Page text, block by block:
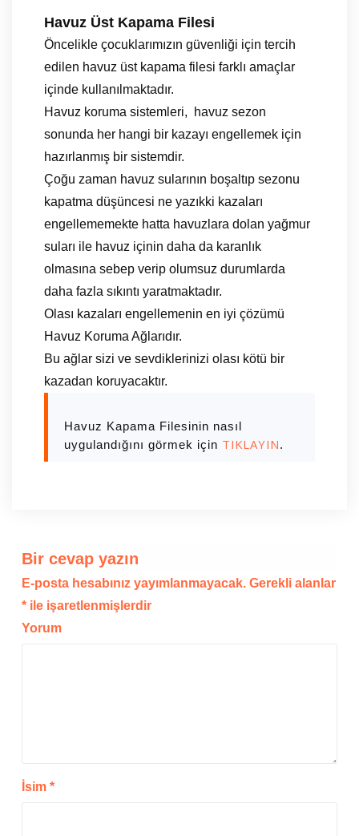
Havuz Üst Kapama Filesi
Öncelikle çocuklarımızın güvenliği için tercih
edilen havuz üst kapama filesi farklı amaçlar
içinde kullanılmaktadır.
Havuz koruma sistemleri, havuz sezon
sonunda her hangi bir kazayı engellemek için
hazırlanmış bir sistemdir.
Çoğu zaman havuz sularının boşaltıp sezonu
kapatma düşüncesi ne yazıkki kazaları
engellememekte hatta havuzlara dolan yağmur
suları ile havuz içinin daha da karanlık
olmasına sebep verip olumsuz durumlarda
daha fazla sıkıntı yaratmaktadır.
Olası kazaları engellemenin en iyi çözümü
Havuz Koruma Ağlarıdır.
Bu ağlar sizi ve sevdiklerinizi olası kötü bir
kazadan koruyacaktır.
Havuz Kapama Filesinin nasıl
uygulandığını görmek için TIKLAYIN.
Bir cevap yazın
E-posta hesabınız yayımlanmayacak. Gerekli alanlar
* ile işaretlenmişlerdir
Yorum
İsim *